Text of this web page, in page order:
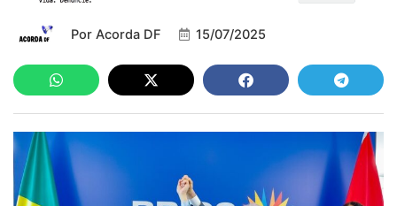
Por Acorda DF 15/07/2025